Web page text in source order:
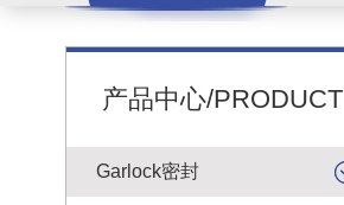
产品中心/PRODUCT
Garlock密封